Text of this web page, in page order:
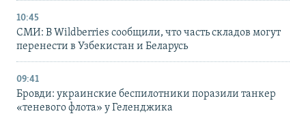
10:45
СМИ: В Wildberries сообщили, что часть складов могут
перенести в Узбекистан и Беларусь
09:41
Бровди: украинские беспилотники поразили танкер
«теневого флота» у Геленджика